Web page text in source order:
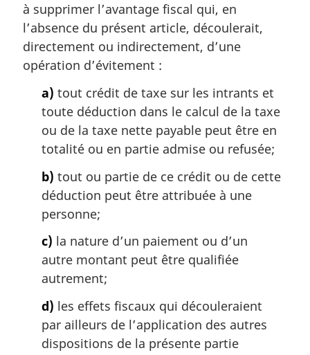
g
i
n
a
à supprimer l’avantage fiscal qui, en
l’absence du présent article, découlerait,
directement ou indirectement, d’une
opération d’évitement :
a) tout crédit de taxe sur les intrants et
toute déduction dans le calcul de la taxe
ou de la taxe nette payable peut être en
totalité ou en partie admise ou refusée;
b) tout ou partie de ce crédit ou de cette
déduction peut être attribuée à une
personne;
c) la nature d’un paiement ou d’un
autre montant peut être qualifiée
autrement;
d) les effets fiscaux qui découleraient
par ailleurs de l’application des autres
dispositions de la présente partie